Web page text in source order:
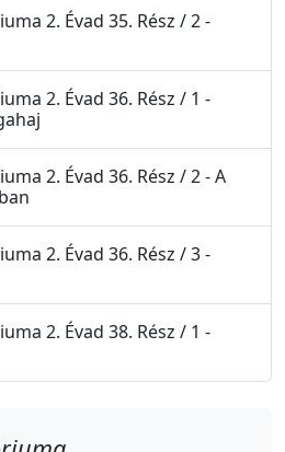
2. Évad 35. Rész / 2 -
2. Évad 36. Rész / 1 -
2. Évad 36. Rész / 2 - A
2. Évad 36. Rész / 3 -
2. Évad 38. Rész / 1 -